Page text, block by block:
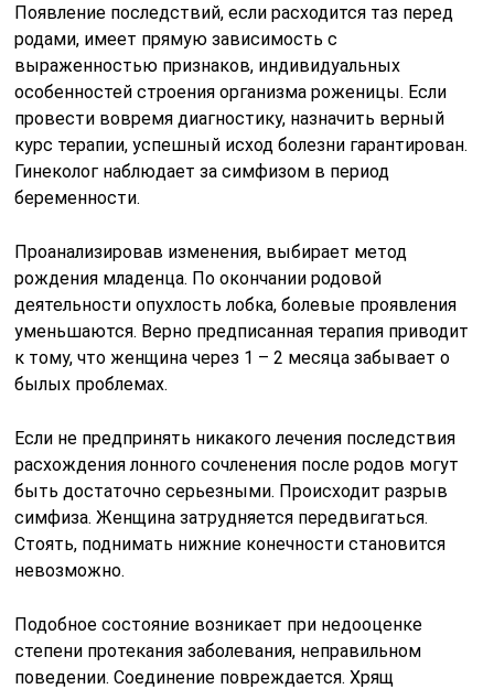
Появление последствий, если расходится таз перед
родами, имеет прямую зависимость с
выраженностью признаков, индивидуальных
особенностей строения организма роженицы. Если
провести вовремя диагностику, назначить верный
курс терапии, успешный исход болезни гарантирован.
Гинеколог наблюдает за симфизом в период
беременности.
Проанализировав изменения, выбирает метод
рождения младенца. По окончании родовой
деятельности опухлость лобка, болевые проявления
уменьшаются. Верно предписанная терапия приводит
к тому, что женщина через 1 – 2 месяца забывает о
былых проблемах.
Если не предпринять никакого лечения последствия
расхождения лонного сочленения после родов могут
быть достаточно серьезными. Происходит разрыв
симфиза. Женщина затрудняется передвигаться.
Стоять, поднимать нижние конечности становится
невозможно.
Подобное состояние возникает при недооценке
степени протекания заболевания, неправильном
поведении. Соединение повреждается. Хрящ